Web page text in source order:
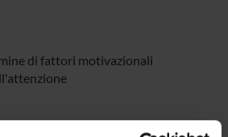
di fattori motivazionali